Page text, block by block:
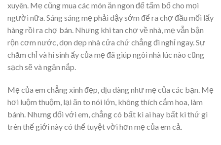
xuyên. Mẹ cũng mua các món ăn ngon để tẩm bổ cho mọi
người nữa. Sáng sáng mẹ phải dậy sớm để ra chợ đầu mối lấy
hàng rồi ra chợ bán. Nhưng khi tan chợ về nhà, mẹ vẫn bận
rộn cơm nước, dọn dẹp nhà cửa chứ chẳng đi nghỉ ngay. Sự
chăm chỉ và hi sinh ấy của mẹ đã giúp ngôi nhà lúc nào cũng
sạch sẽ và ngăn nắp.
Mẹ của em chẳng xinh đẹp, dịu dàng như mẹ của các bạn. Mẹ
hơi luộm thuộm, lại ăn to nói lớn, không thích cắm hoa, làm
bánh. Nhưng đối với em, chẳng có bất kì ai hay bất kì thứ gì
trên thế giới này có thể tuyệt vời hơn mẹ của em cả.